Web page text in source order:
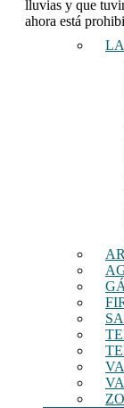
lluvias y que
ahora está